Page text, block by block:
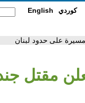
English كوردي
على حدود لبنان
مقتل